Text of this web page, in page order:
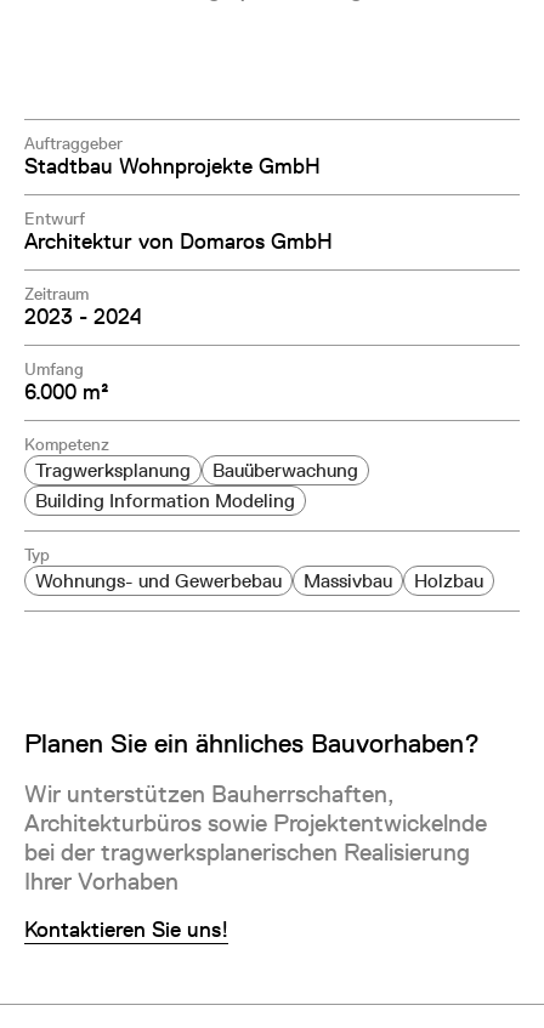
Auftraggeber
Stadtbau Wohnprojekte GmbH
Entwurf
Architektur von Domaros GmbH
Zeitraum
2023 - 2024
Umfang
6.000 m²
Kompetenz
Tragwerksplanung
Bauüberwachung
Building Information Modeling
Typ
Wohnungs- und Gewerbebau Massivbau Holzbau
Planen Sie ein ähnliches Bauvorhaben?
Wir unterstützen Bauherrschaften,
Architekturbüros sowie Projektentwickelnde
bei der tragwerksplanerischen Realisierung
Ihrer Vorhaben
Kontaktieren Sie uns!